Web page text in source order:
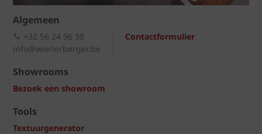
Algemeen
Contactformulier
+32 56 24 96 38
info@wienerberger.be
Showrooms
Bezoek een showroom
Tools
Textuurgenerator